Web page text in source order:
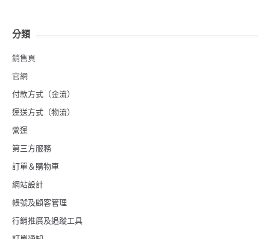
分類
銷售頁
官網
付款方式（金流）
運送方式（物流）
營運
第三方服務
訂單＆購物車
網站設計
帳號及顧客管理
行銷推廣及追蹤工具